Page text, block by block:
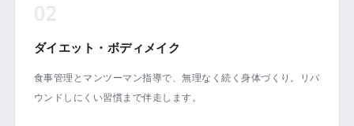
02
ダイエット・ボディメイク
食事管理とマンツーマン指導で、無理なく続く身体づくり。リバ
ウンドしにくい習慣まで伴走します。